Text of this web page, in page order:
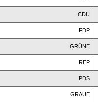
CDU
FDP
GRÜNE
REP
PDS
GRAUE